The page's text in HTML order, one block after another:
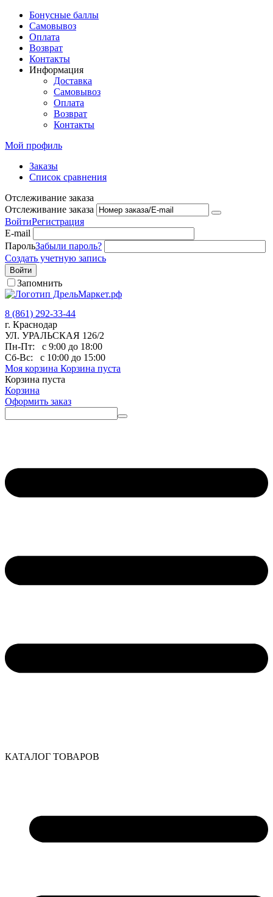
Бонусные баллы
Самовывоз
Оплата
Возврат
Контакты
Информация
Доставка
Самовывоз
Оплата
Возврат
Контакты
Мой профиль
Заказы
Список сравнения
Отслеживание заказа
Отслеживание заказа
ВойтиРегистрация
E-mail
ПарольЗабыли пароль?
Создать учетную запись
Войти
Запомнить
8 (861) 292-33-44
г. Краснодар
УЛ. УРАЛЬСКАЯ 126/2
Пн-Пт:
с 9:00 до 18:00
Сб-Вс:
с 10:00 до 15:00
Моя корзина Корзина пуста
Корзина пуста
Корзина
Оформить заказ
КАТАЛОГ ТОВАРОВ